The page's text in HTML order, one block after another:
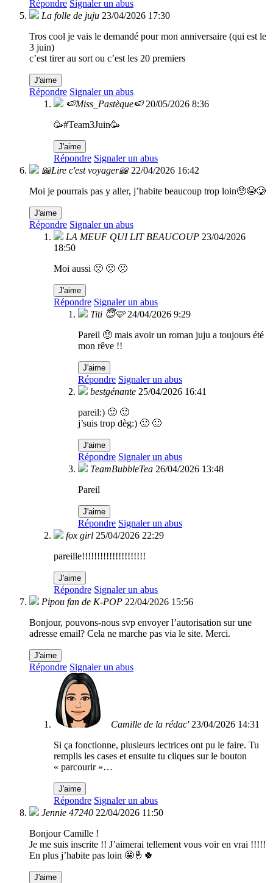
Répondre Signaler un abus
La folle de juju 23/04/2026 17:30
Tros cool je vais le demandé pour mon anniversaire (qui est le
3 juin)
c’est tirer au sort ou c’est les 20 premiers
J'aime
Répondre Signaler un abus
🍉Miss_Pastèque🍉 20/05/2026 8:36
🥳#Team3Juin🥳
J'aime
Répondre Signaler un abus
📖Lire c'est voyager📖 22/04/2026 16:42
Moi je pourrais pas y aller, j’habite beaucoup trop loin🥺😭🥲
J'aime
Répondre Signaler un abus
LA MEUF QUI LIT BEAUCOUP 23/04/2026
18:50
Moi aussi 🙁 🙁 🙁
J'aime
Répondre Signaler un abus
Titi 😇🩷 24/04/2026 9:29
Pareil 🥺 mais avoir un roman juju a toujours été
mon rêve !!
J'aime
Répondre Signaler un abus
bestgénante 25/04/2026 16:41
pareil:) 🙂 🙂
j’suis trop dèg:) 🙂 🙂
J'aime
Répondre Signaler un abus
TeamBubbleTea 26/04/2026 13:48
Pareil
J'aime
Répondre Signaler un abus
fox girl 25/04/2026 22:29
pareille!!!!!!!!!!!!!!!!!!!!!
J'aime
Répondre Signaler un abus
Pipou fan de K-POP 22/04/2026 15:56
Bonjour, pouvons-nous svp envoyer l’autorisation sur une
adresse email? Cela ne marche pas via le site. Merci.
J'aime
Répondre Signaler un abus
Camille de la rédac' 23/04/2026 14:31
Si ça fonctionne, plusieurs lectrices ont pu le faire. Tu
remplis les cases et ensuite tu cliques sur le bouton
« parcourir »…
J'aime
Répondre Signaler un abus
Jennie 47240 22/04/2026 11:50
Bonjour Camille !
Je me suis inscrite !! J’aimerai tellement vous voir en vrai !!!!!
En plus j’habite pas loin 🤩🤞🍀
J'aime